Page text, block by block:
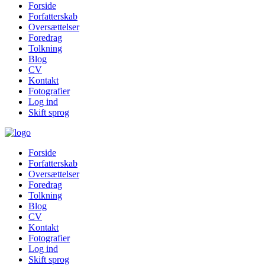
Forside
Forfatterskab
Oversættelser
Foredrag
Tolkning
Blog
CV
Kontakt
Fotografier
Log ind
Skift sprog
Forside
Forfatterskab
Oversættelser
Foredrag
Tolkning
Blog
CV
Kontakt
Fotografier
Log ind
Skift sprog